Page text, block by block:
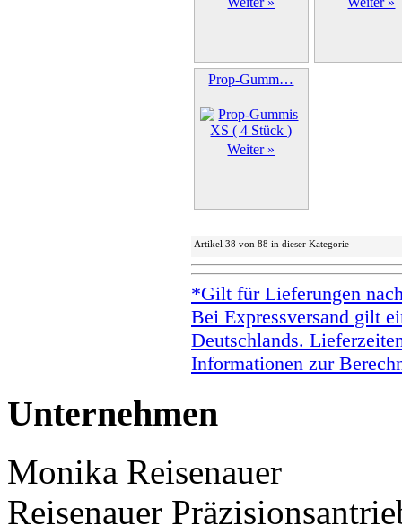
Prop-Gumm…
Weiter »
Artikel 38 von 88 in dieser Kategorie
*Gilt für Lieferungen
Bei Expressversand gilt
Deutschlands.
Informationen zur
Unternehmen
Monika Reisenauer
Reisenauer